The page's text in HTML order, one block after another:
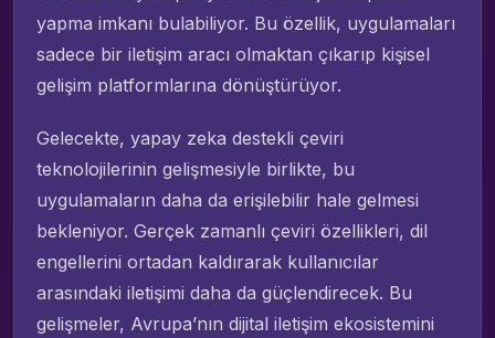
yapma imkanı bulabiliyor. Bu özellik, uygulamaları
sadece bir iletişim aracı olmaktan çıkarıp kişisel
gelişim platformlarına dönüştürüyor.
Gelecekte, yapay zeka destekli çeviri
teknolojilerinin gelişmesiyle birlikte, bu
uygulamaların daha da erişilebilir hale gelmesi
bekleniyor. Gerçek zamanlı çeviri özellikleri, dil
engellerini ortadan kaldırarak kullanıcılar
arasındaki iletişimi daha da güçlendirecek. Bu
gelişmeler, Avrupa’nın dijital iletişim ekosistemini